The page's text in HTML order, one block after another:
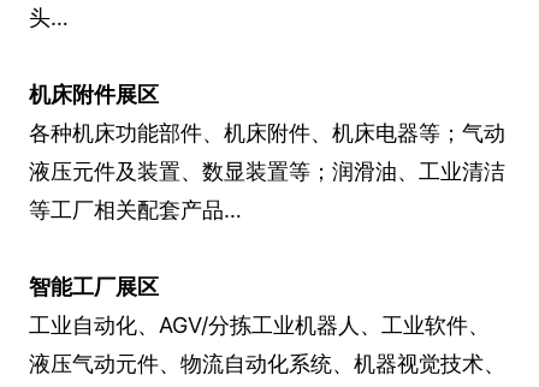
头…
机床附件展区
各种机床功能部件、机床附件、机床电器等；气动
液压元件及装置、数显装置等；润滑油、工业清洁
等工厂相关配套产品…
智能工厂展区
工业自动化、AGV/分拣工业机器人、工业软件、
液压气动元件、物流自动化系统、机器视觉技术、